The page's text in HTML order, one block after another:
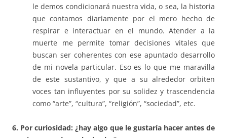
le demos condicionará nuestra vida, o sea, la historia
que contamos diariamente por el mero hecho de
respirar e interactuar en el mundo. Atender a la
muerte me permite tomar decisiones vitales que
buscan ser coherentes con ese apuntado desarrollo
de mi novela particular. Eso es lo que me maravilla
de este sustantivo, y que a su alrededor orbiten
voces tan influyentes por su solidez y trascendencia
como “arte”, “cultura”, “religión”, “sociedad”, etc.
6. Por curiosidad: ¿hay algo que le gustaría hacer antes de